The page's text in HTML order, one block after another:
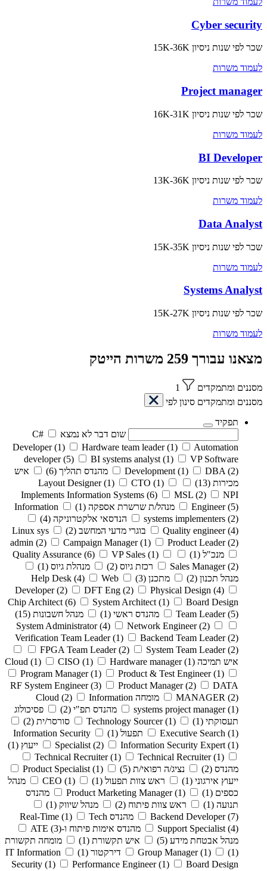
Cyber security
שכר לפי שנות ניסיון 15K-36K
לעמוד משרות
Project manager
שכר לפי שנות ניסיון 16K-31K
לעמוד משרות
BI Developer
שכר לפי שנות ניסיון 13K-36K
לעמוד משרות
Data Analyst
שכר לפי שנות ניסיון 15K-35K
לעמוד משרות
Systems Analyst
שכר לפי שנות ניסיון 15K-27K
לעמוד משרות
מצאנו עבורך 259 משרות הייטק
מסננים ומתמקדים
1
מסננים ומתמקדים סינון לפי
תפקיד
שום דבר לא נמצא
C#
Developer (1) Hardware team leader (1)
Automation
developer (5) BI systems analyst (1)
VP Software
Development (1) DBA (2) מהנדס תהליך (6)
איש
מכירות (13)
Layout Designer (1) CTO (1)
Implements Information Systems (6) MSL (2)
NPI
Engineer (5) מנהל/ת שרשרת אספקה (1)
Information
systems implementers (2) הנדסאי אלקטרוניקה (4)
Quality engineer (4) בוגרי מדעי המחשב (2)
Linux sys
admin (2) Campaign Manager (1) Product Leader (2)
מנכ"ל (1)
Quality Assurance (6) VP Sales (1)
Sales Manager (2) רכזת גיוס (2) מנהלת גיוס (1)
מנהל תכנון (2) מתכנן (3)
Help Desk (4)
Web
Developer (2) DFT Eng (2) Physical Design (4)
Chip Architect (6) System Architect (1)
Board Design
Team Leader (5) מהנדס ראשי (1) מנהל חשבונות (15)
System Administrator (4) Network Engineer (2)
Verification Team Leader (1) Backend Team Leader (2)
FPGA Team Leader (2) System Team Leader (2)
איש תמיכה Cloud
(1) CISO (1) Hardware manager (1)
Program Manager (1) Product & Test Engineer (1)
RF System Engineer (3) Product Manager (2)
DATA
MANAGER (2) מומחה Cloud (2)
Information
systems project manager (1) מהנדס תפ"י (2)
פסיכולוג
תעסוקתי (1)
Technology Sourcer (1) סורסר/ית (2)
Executive Search (1) תפעול (1)
Information Security
Specialist (2) Information Security Expert (1) ייעוץ (1)
Technical Recruiter (1) Technical Recruiter (1)
מהנדס (2) נציג/ה רפואי/ת (5)
Product Specialist (1)
ייעוץ אירגוני (1) ראש צוות תפעול (1)
CEO (1)
מנהל
כספים (1)
Product Marketing Manager (1)
מהנדס
תנועה (1) ראש צוות פיתוח (2) מנהל שיווק (1)
Backend Developer (7) מהנדס Real-Time (1)
Tech
Support Specialist (4) מהנדס אימות פיתוח ו-ATE(3)
מנהל אבטחת מידע (5) איש תקשורת (1)
מומחה תקשורת
(1)
Group Manager (1) דירקטור (1)
IT Information
Security (1) Performance Engineer (1)
Board Design